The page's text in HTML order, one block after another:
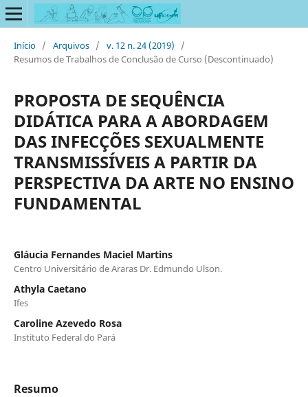
Início / Arquivos / v. 12 n. 24 (2019)
/
Resumos de Trabalhos de Conclusão de Curso (Descontinuado)
PROPOSTA DE SEQUÊNCIA
DIDÁTICA PARA A ABORDAGEM
DAS INFECÇÕES SEXUALMENTE
TRANSMISSÍVEIS A PARTIR DA
PERSPECTIVA DA ARTE NO ENSINO
FUNDAMENTAL
Gláucia Fernandes Maciel Martins
Centro Universitário de Araras Dr. Edmundo Ulson.
Athyla Caetano
Ifes
Caroline Azevedo Rosa
Instituto Federal do Pará
Resumo